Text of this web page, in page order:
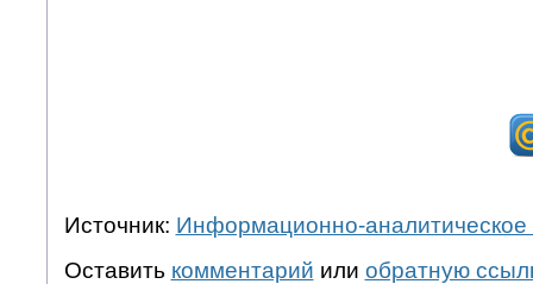
Источник: Информационно-аналитическое
Оставить комментарий или обратную